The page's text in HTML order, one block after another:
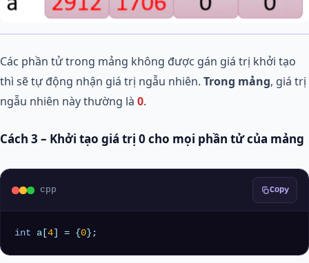
Các phần tử trong mảng không được gán giá trị khởi tạo
thì sẽ tự động nhận giá trị ngẫu nhiên. Trong mảng, giá trị
ngẫu nhiên này thường là 0.
Cách 3 – Khởi tạo giá trị 0 cho mọi phần tử của mảng
cpp Copy
int a[ 4 ] = { 0 };